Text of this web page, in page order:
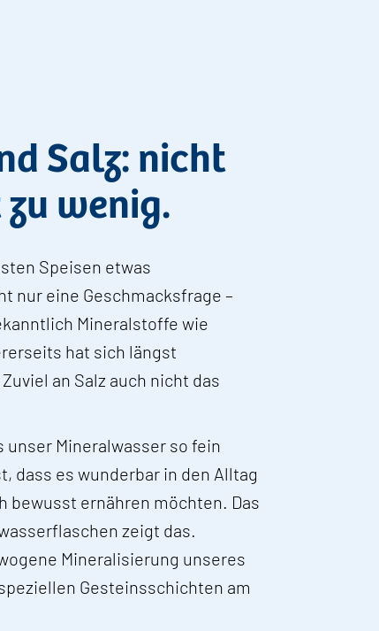
Salz: nicht
wenig.
Speisen etwas
nur eine Geschmacksfrage –
Mineralstoffe wie
hat sich längst
an Salz auch nicht das
Mineralwasser so fein
dass es wunderbar in den Alltag
bewusst ernähren möchten. Das
zeigt das.
Mineralisierung unseres
Gesteinsschichten am